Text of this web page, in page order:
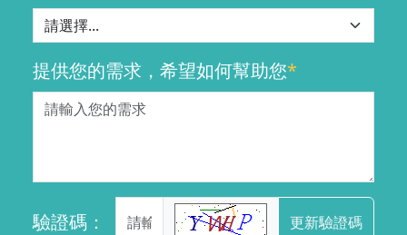
提供您的需求，希望如何幫助您*
驗證碼： 更新驗證碼